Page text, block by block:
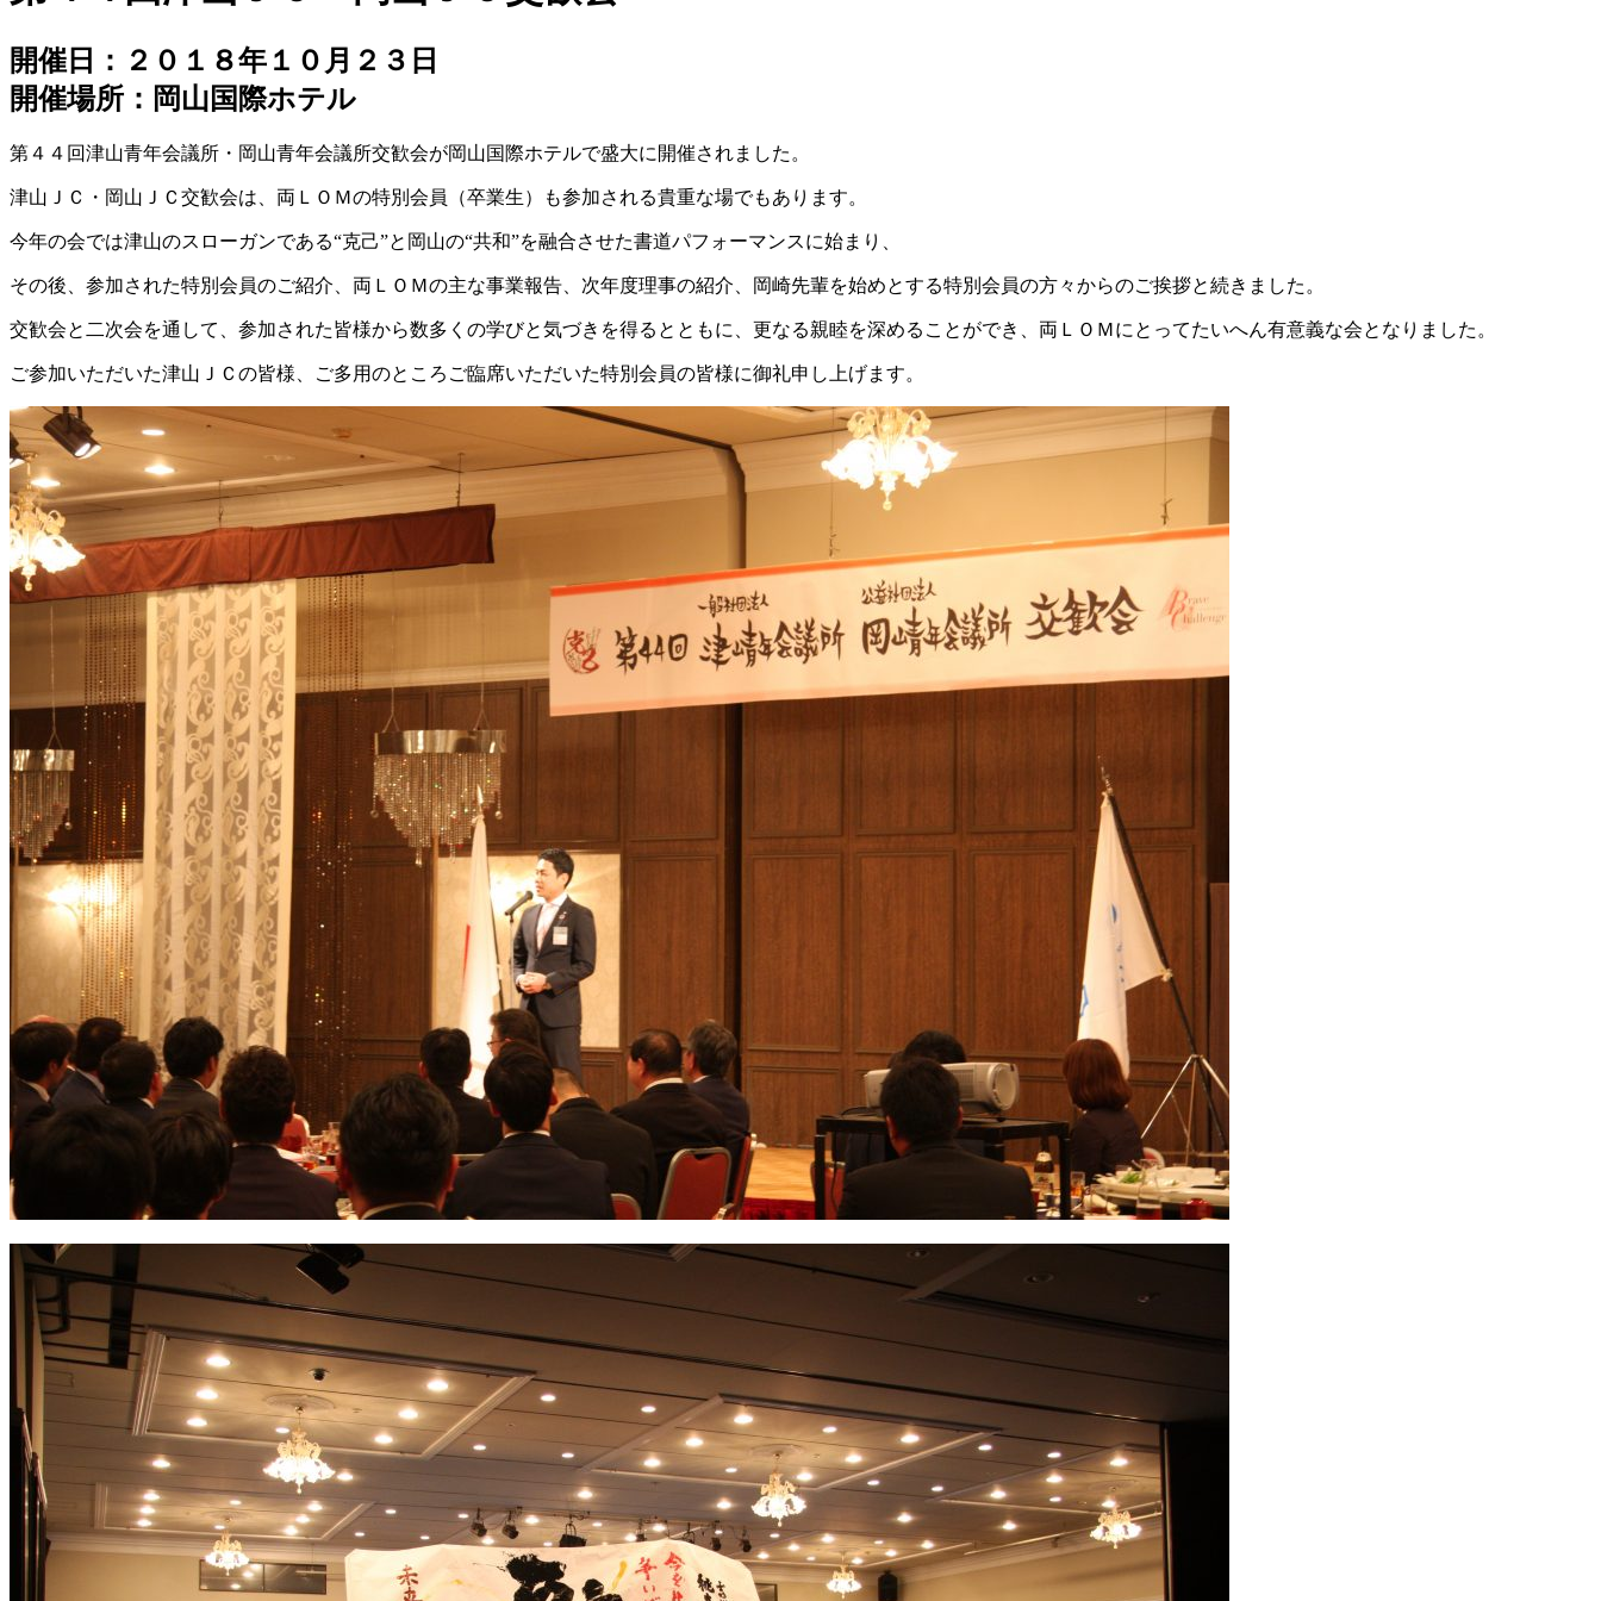
開催日：２０１８年１０月２３日
開催場所：岡山国際ホテル
第４４回津山青年会議所・岡山青年会議所交歓会が岡山国際ホテルで盛大に開催されました。
津山ＪＣ・岡山ＪＣ交歓会は、両ＬＯＭの特別会員（卒業生）も参加される貴重な場でもあります。
今年の会では津山のスローガンである“克己”と岡山の“共和”を融合させた書道パフォーマンスに始まり、
その後、参加された特別会員のご紹介、両ＬＯＭの主な事業報告、次年度理事の紹介、岡崎先輩を始めとする特別会員の方々からのご挨拶と続きました。
交歓会と二次会を通して、参加された皆様から数多くの学びと気づきを得るとともに、更なる親睦を深めることができ、両ＬＯＭにとってたいへん有意義な会となりました。
ご参加いただいた津山ＪＣの皆様、ご多用のところご臨席いただいた特別会員の皆様に御礼申し上げます。